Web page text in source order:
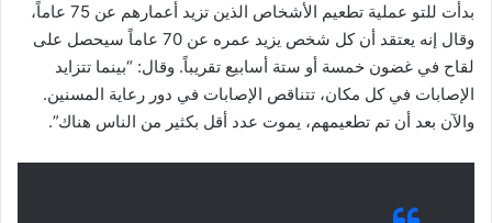
بدأت للتو عملية تطعيم الأشخاص الذين تزيد أعمارهم عن 75 عاماً،
وقال إنه يعتقد أن كل شخص يزيد عمره عن 70 عاماً سيحصل على
لقاح في غضون خمسة أو ستة أسابيع تقريباً. وقال: “بينما تتزايد
الإصابات في كل مكان، تتناقص الإصابات في دور رعاية المسنين.
والآن بعد أن تم تطعيمهم، يموت عدد أقل بكثير من الناس هناك”.